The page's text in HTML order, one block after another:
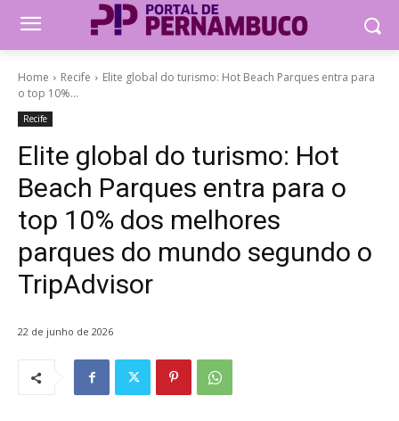
Home Recife
Elite global do turismo: Hot Beach Parques entra para
o top 10%...
Recife
Elite global do turismo: Hot
Beach Parques entra para o
top 10% dos melhores
parques do mundo segundo o
TripAdvisor
22 de junho de 2026